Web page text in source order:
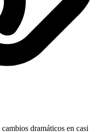
dramáticos en casi